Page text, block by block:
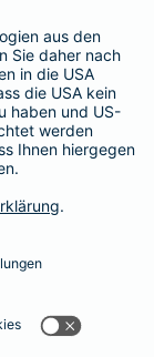
und Balus
Der
Begrenzung